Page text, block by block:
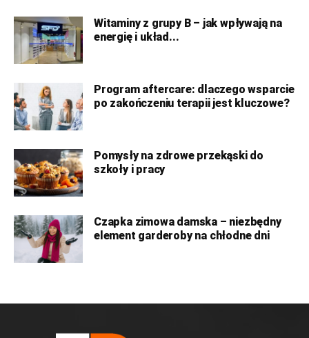
Witaminy z grupy B – jak wpływają na
energię i układ...
Program aftercare: dlaczego wsparcie
po zakończeniu terapii jest kluczowe?
Pomysły na zdrowe przekąski do
szkoły i pracy
Czapka zimowa damska – niezbędny
element garderoby na chłodne dni